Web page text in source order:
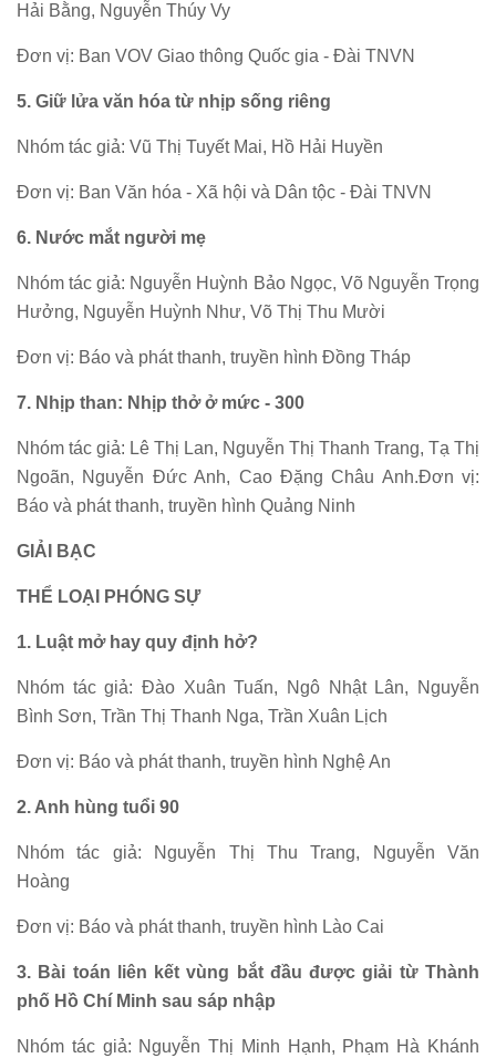
Hải Bằng, Nguyễn Thúy Vy
Đơn vị: Ban VOV Giao thông Quốc gia - Đài TNVN
5. Giữ lửa văn hóa từ nhịp sống riêng
Nhóm tác giả: Vũ Thị Tuyết Mai, Hồ Hải Huyền
Đơn vị: Ban Văn hóa - Xã hội và Dân tộc - Đài TNVN
6. Nước mắt người mẹ
Nhóm tác giả: Nguyễn Huỳnh Bảo Ngọc, Võ Nguyễn Trọng
Hưởng, Nguyễn Huỳnh Như, Võ Thị Thu Mười
Đơn vị: Báo và phát thanh, truyền hình Đồng Tháp
7. Nhịp than: Nhịp thở ở mức - 300
Nhóm tác giả: Lê Thị Lan, Nguyễn Thị Thanh Trang, Tạ Thị
Ngoãn, Nguyễn Đức Anh, Cao Đặng Châu Anh.Đơn vị:
Báo và phát thanh, truyền hình Quảng Ninh
GIẢI BẠC
THỂ LOẠI PHÓNG SỰ
1. Luật mở hay quy định hở?
Nhóm tác giả: Đào Xuân Tuấn, Ngô Nhật Lân, Nguyễn
Bình Sơn, Trần Thị Thanh Nga, Trần Xuân Lịch
Đơn vị: Báo và phát thanh, truyền hình Nghệ An
2. Anh hùng tuổi 90
Nhóm tác giả: Nguyễn Thị Thu Trang, Nguyễn Văn
Hoàng
Đơn vị: Báo và phát thanh, truyền hình Lào Cai
3. Bài toán liên kết vùng bắt đầu được giải từ Thành
phố Hồ Chí Minh sau sáp nhập
Nhóm tác giả: Nguyễn Thị Minh Hạnh, Phạm Hà Khánh